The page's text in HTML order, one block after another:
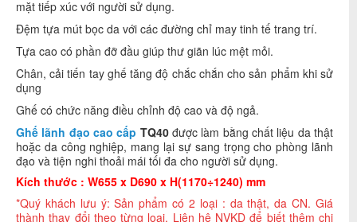
mặt tiếp xúc với người sử dụng.
Đệm tựa mút bọc da với các đường chỉ may tinh tế trang trí.
Tựa cao có phần đỡ đầu giúp thư giãn lúc mệt mỏi.
Chân, cải tiến tay ghế tăng độ chắc chắn cho sản phẩm khi sử
dụng
Ghế có chức năng điều chỉnh độ cao và độ ngả.
Ghế lãnh đạo cao cấp TQ40được làm bằng chất liệu da thật
hoặc da công nghiệp, mang lại sự sang trọng cho phòng lãnh
đạo và tiện nghi thoải mái tối đa cho người sử dụng.
Kích thước : W655 x D690 x H(1170÷1240) mm
*Quý khách lưu ý: Sản phẩm có 2 loại : da thật, da CN. Giá
thành thay đổi theo từng loại. Liên hệ NVKD để biết thêm chi